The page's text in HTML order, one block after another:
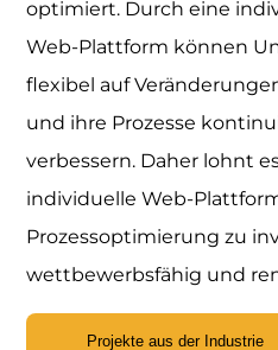
optimiert. Durch eine
Web-Plattform können
flexibel auf
und ihre Prozesse
verbessern. Daher lohnt
individuelle Web-
Prozessoptimierung zu
wettbewerbsfähig und
Projekte aus der Industrie